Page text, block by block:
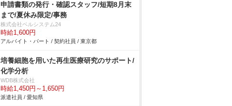
申請書類の発行・確認スタッフ/短期8月末
まで/夏休み限定/事務
株式会社ベルシステム24
時給1,600円
アルバイト・パート / 契約社員 / 東京都
培養細胞を用いた再生医療研究のサポート/
化学分析
WDB株式会社
時給1,450円～1,650円
派遣社員 / 愛知県